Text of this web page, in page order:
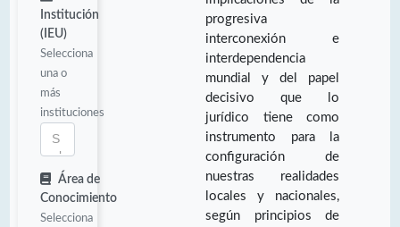
Institución
(IEU)
Selecciona
una o
más
instituciones
Área de
Conocimiento
Selecciona
progresiva
interconexión e
interdependencia
mundial y del papel
decisivo que lo
jurídico tiene como
instrumento para la
configuración de
nuestras realidades
locales y nacionales,
según principios de